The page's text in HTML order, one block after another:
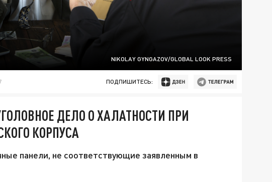
NIKOLAY GYNGAZOV/GLOBAL LOOK PRESS
ПОДПИШИТЕСЬ:
ДЕЛО О ХАЛАТНОСТИ ПРИ
КОРПУСА
панели, не соответствующие заявленным в